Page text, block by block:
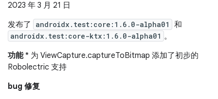
2023 年 3 月 21 日
发布了
androidx.test:core:1.6.0-alpha01 和
androidx.test:core-ktx:1.6.0-alpha01 。
功能* 为 ViewCapture.captureToBitmap 添加了初步的
Robolectric 支持
bug 修复